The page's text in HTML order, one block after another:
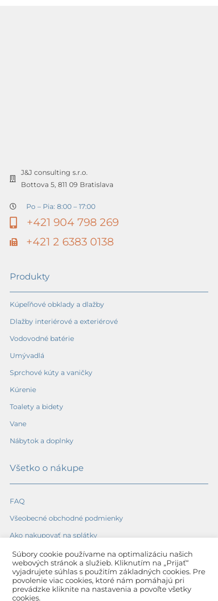
J&J consulting s.r.o.
Bottova 5, 811 09 Bratislava
Po – Pia: 8:00 – 17:00
+421 904 798 269
+421 2 6383 0138
Produkty
Kúpeľňové obklady a dlažby
Dlažby interiérové a exteriérové
Vodovodné batérie
Umývadlá
Sprchové kúty a vaničky
Kúrenie
Toalety a bidety
Vane
Nábytok a doplnky
Všetko o nákupe
FAQ
Všeobecné obchodné podmienky
Ako nakupovať na splátky
Ochrana osobných údajov
Reklamačný poriadok
Spôsob a cena dopravy
Súbory cookie používame na optimalizáciu našich
webových stránok a služieb. Kliknutím na „Prijať“
vyjadrujete súhlas s použitím základných cookies. Pre
povolenie viac cookies, ktoré nám pomáhajú pri
prevádzke kliknite na nastavenia a povoľte všetky
cookies.